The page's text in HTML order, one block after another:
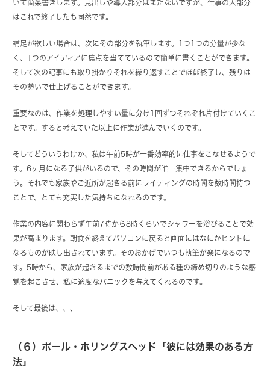
いて箇条書きします。見出しや導入部分はまだないですが、仕事の大部分
はこれで終了したも同然です。
補足が欲しい場合は、次にその部分を執筆します。1つ1つの分量が少な
く、1つのアイディアに焦点を当てているので簡単に書くことができます。
そして次の記事にも取り掛かりそれを繰り返すことでほぼ終了し、残りは
その勢いで仕上げることができます。
重要なのは、作業を処理しやすい量に分け1回ずつそれぞれ片付けていくこ
とです。すると考えていた以上に作業が進んでいくのです。
そしてどういうわけか、私は午前5時が一番効率的に仕事をこなせるようで
す。6ヶ月になる子供がいるので、その時間が唯一集中できるからでしょ
う。それでも家族やご近所が起きる前にライティングの時間を数時間持つ
ことで、とても充実した気持ちになれるのです。
作業の内容に関わらず午前7時から8時くらいでシャワーを浴びることで効
果が高まります。朝食を終えてパソコンに戻ると画面にはなにかヒントに
なるものが映し出されています。そのおかげでいつも執筆が楽になるので
す。5時から、家族が起きるまでの数時間前がある種の締め切りのような感
覚を起こさせ、私に適度なパニックを与えてくれるのです。
そして最後は、、、
（６）ポール・ホリングスヘッド「彼には効果のある方
法」